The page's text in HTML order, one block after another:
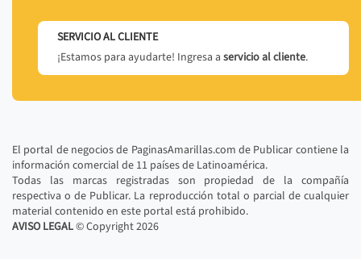
SERVICIO AL CLIENTE
¡Estamos para ayudarte! Ingresa a servicio al cliente.
El portal de negocios de PaginasAmarillas.com de Publicar contiene la
información comercial de 11 países de Latinoamérica.
Todas las marcas registradas son propiedad de la compañía
respectiva o de Publicar. La reproducción total o parcial de cualquier
material contenido en este portal está prohibido.
AVISO LEGAL© Copyright2026